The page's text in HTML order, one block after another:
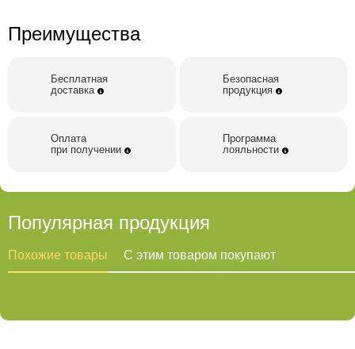
Преимущества
Бесплатная
доставка
Безопасная
продукция
Оплата
при получении
Программа
лояльности
Популярная продукция
Похожие товары С этим товаром покупают